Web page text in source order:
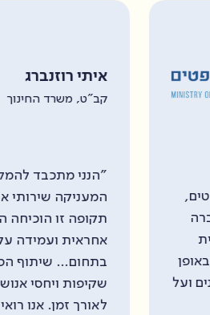
על חברת "טי.אנד.אם סער
החברה יכולת מקצועית גבוהה,
בכל דרישות הביטחון
עם החברה מבוסס על
מצוינים, היוצרים תהליך עבודה
בחברה שותף מקצועי המסוגל